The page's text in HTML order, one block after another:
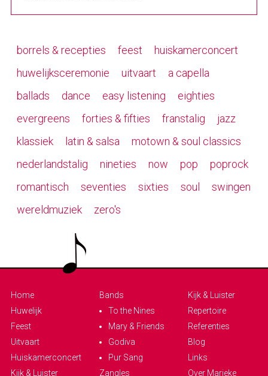
borrels & recepties feest
huiskamerconcert
huwelijksceremonie
uitvaart
a capella
ballads
dance easy listening
eighties
evergreens
forties & fifties franstalig
jazz
klassiek
latin & salsa
motown & soul classics
nederlandstalig
nineties now pop
poprock
romantisch
seventies sixties soul
swingen
wereldmuziek
zero's
Home
Huwelijk
Feest
Uitvaart
Huiskamerconcert
Kijk & Luister
Bands
To the Nines
Mary & Friends
Godiva
Pur Sang
Zangles
Kijk & Luister
Repertoire
Referenties
Blog
Links
Over Marieke